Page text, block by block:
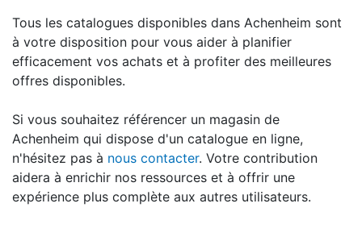
Tous les catalogues disponibles dans Achenheim sont
à votre disposition pour vous aider à planifier
efficacement vos achats et à profiter des meilleures
offres disponibles.
Si vous souhaitez référencer un magasin de
Achenheim qui dispose d'un catalogue en ligne,
n'hésitez pas à nous contacter. Votre contribution
aidera à enrichir nos ressources et à offrir une
expérience plus complète aux autres utilisateurs.